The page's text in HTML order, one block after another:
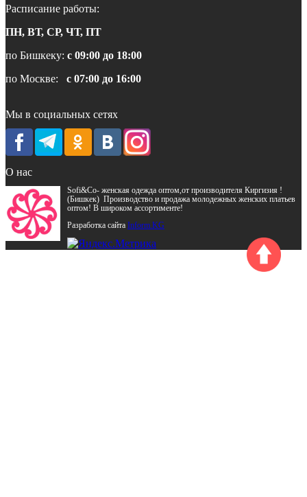
Расписание работы:
ПН, ВТ, СР, ЧТ, ПТ
по Бишкеку: с 09:00 до 18:00
по Москве: с 07:00 до 16:00
Мы в социальных сетях
О нас
Sofi&Co- женская одежда оптом,от производителя Киргизия !
(Бишкек) Производство и продажа молодежных женских платьев
оптом! В широком ассортименте!
Разработка сайта Inform.KG